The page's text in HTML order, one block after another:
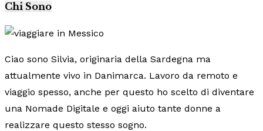
Chi Sono
Ciao sono Silvia, originaria della Sardegna ma
attualmente vivo in Danimarca. Lavoro da remoto e
viaggio spesso, anche per questo ho scelto di diventare
una Nomade Digitale e oggi aiuto tante donne a
realizzare questo stesso sogno.